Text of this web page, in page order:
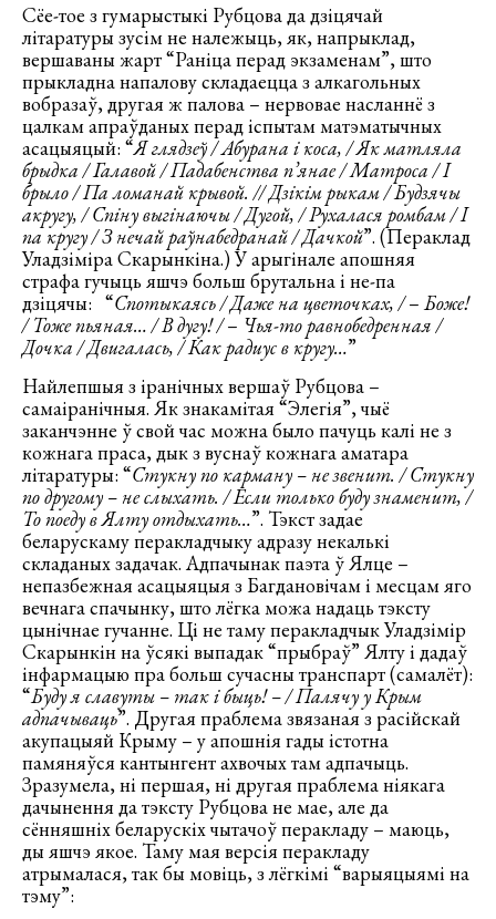
Сёе-тое з гумарыстыкі Рубцова да дзіцячай
літаратуры зусім не належыць, як, напрыклад,
вершаваны жарт “Раніца перад экзаменам”, што
прыкладна напалову складаецца з алкагольных
вобразаў, другая ж палова – нервовае насланнё з
цалкам апраўданых перад іспытам матэматычных
асацыяцый: “Я глядзеў / Абурана і коса, / Як матляла
брыдка / Галавой / Падабенства п’янае / Матроса / І
брыло / Па ломанай крывой. // Дзікім рыкам / Будзячы
акругу, / Спіну выгінаючы / Дугой, / Рухалася ромбам / І
па кругу / З нечай раўнабедранай / Дачкой”. (Пераклад
Уладзіміра Скарынкіна.) У арыгінале апошняя
страфа гучыць яшчэ больш брутальна і не-па
дзіцячы: “Спотыкаясь / Даже на цветочках, /–Боже!
/ Тоже пьяная… / В дугу! /– Чья-то равнобедренная /
Дочка / Двигалась, / Как радиус в кругу…”
Найлепшыя з іранічных вершаў Рубцова –
самаіранічныя. Як знакамітая “Элегія”, чыё
заканчэнне ў свой час можна было пачуць калі не з
кожнага праса, дык з вуснаў кожнага аматара
літаратуры: “Стукну по карману – не звенит. / Стукну
по другому – не слыхать. / Если только буду знаменит, /
То поеду в Ялту отдыхать…”. Тэкст задае
беларускаму перакладчыку адразу некалькі
складаных задачак. Адпачынак паэта ў Ялце –
непазбежная асацыяцыя з Багдановічам і месцам яго
вечнага спачынку, што лёгка можа надаць тэксту
цынічнае гучанне. Ці не таму перакладчык Уладзімір
Скарынкін на ўсякі выпадак “прыбраў” Ялту і дадаў
інфармацыю пра больш сучасны транспарт (самалёт):
“Буду я славуты – так і быць! – / Палячу у Крым
адпачываць”. Другая праблема звязаная з расійскай
акупацыяй Крыму – у апошнія гады істотна
памяняўся кантынгент ахвочых там адпачыць.
Зразумела, ні першая, ні другая праблема ніякага
дачынення да тэксту Рубцова не мае, але да
сённяшніх беларускіх чытачоў перакладу – маюць,
ды яшчэ якое. Таму мая версія перакладу
атрымалася, так бы мовіць, з лёгкімі “варыяцыямі на
тэму”: